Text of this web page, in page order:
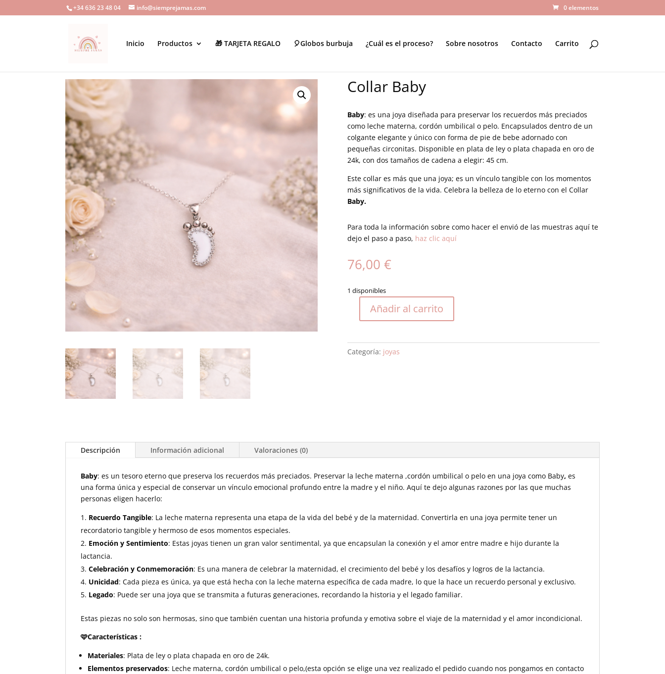
+34 636 23 48 04 info@siemprejamas.com 0 elementos
Inicio Productos 🎁 TARJETA REGALO 🎈Globos burbuja ¿Cuál es el proceso? Sobre nosotros Contacto Carrito
Collar Baby
Baby: es una joya diseñada para preservar los recuerdos más preciados
como leche materna, cordón umbilical o pelo. Encapsulados dentro de un
colgante elegante y único con forma de pie de bebe adornado con
pequeñas circonitas. Disponible en plata de ley o plata chapada en oro de
24k, con dos tamaños de cadena a elegir: 45 cm.
Este collar es más que una joya; es un vínculo tangible con los momentos
más significativos de la vida. Celebra la belleza de lo eterno con el Collar
Baby.
Para toda la información sobre como hacer el envió de las muestras aquí te
dejo el paso a paso, haz clic aquí
76,00 €
1 disponibles
Añadir al carrito
Categoría: joyas
Descripción Información adicional Valoraciones (0)
Baby: es un tesoro eterno que preserva los recuerdos más preciados. Preservar la leche materna ,cordón umbilical o pelo en una joya como Baby, es
una forma única y especial de conservar un vínculo emocional profundo entre la madre y el niño. Aquí te dejo algunas razones por las que muchas
personas eligen hacerlo:
Recuerdo Tangible: La leche materna representa una etapa de la vida del bebé y de la maternidad. Convertirla en una joya permite tener un
recordatorio tangible y hermoso de esos momentos especiales.
Emoción y Sentimiento: Estas joyas tienen un gran valor sentimental, ya que encapsulan la conexión y el amor entre madre e hijo durante la
lactancia.
Celebración y Conmemoración: Es una manera de celebrar la maternidad, el crecimiento del bebé y los desafíos y logros de la lactancia.
Unicidad: Cada pieza es única, ya que está hecha con la leche materna específica de cada madre, lo que la hace un recuerdo personal y exclusivo.
Legado: Puede ser una joya que se transmita a futuras generaciones, recordando la historia y el legado familiar.
Estas piezas no solo son hermosas, sino que también cuentan una historia profunda y emotiva sobre el viaje de la maternidad y el amor incondicional.
🩷Características :
Materiales: Plata de ley o plata chapada en oro de 24k.
Elementos preservados: Leche materna, cordón umbilical o pelo,(esta opción se elige una vez realizado el pedido cuando nos pongamos en contacto